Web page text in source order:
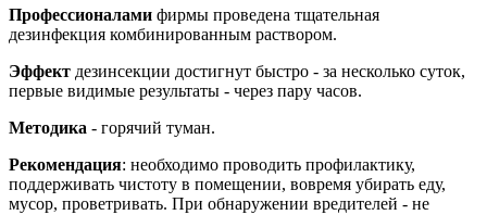
Профессионалами фирмы проведена тщательная
дезинфекция комбинированным раствором.
Эффект дезинсекции достигнут быстро - за несколько суток,
первые видимые результаты - через пару часов.
Методика - горячий туман.
Рекомендация: необходимо проводить профилактику,
поддерживать чистоту в помещении, вовремя убирать еду,
мусор, проветривать. При обнаружении вредителей - не